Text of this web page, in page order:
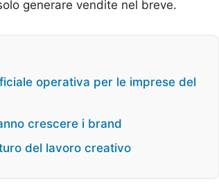
generare vendite nel breve.
operativa per le imprese del
crescere i brand
del lavoro creativo